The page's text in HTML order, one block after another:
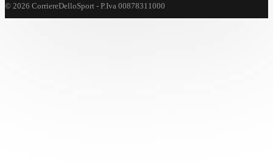
© 2026 CorriereDelloSport - P.Iva 00878311000